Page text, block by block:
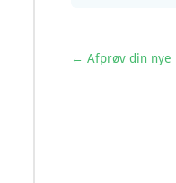
← Afprøv din nye